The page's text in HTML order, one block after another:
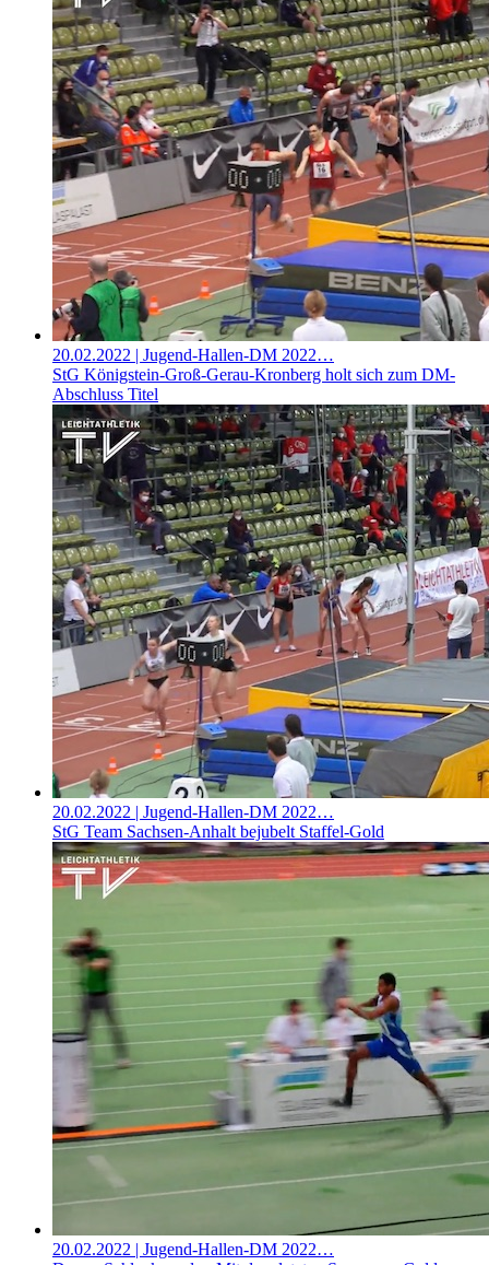
20.02.2022 | Jugend-Hallen-DM 2022…
StG Königstein-Groß-Gerau-Kronberg holt sich zum DM-
Abschluss Titel
20.02.2022 | Jugend-Hallen-DM 2022…
StG Team Sachsen-Anhalt bejubelt Staffel-Gold
20.02.2022 | Jugend-Hallen-DM 2022…